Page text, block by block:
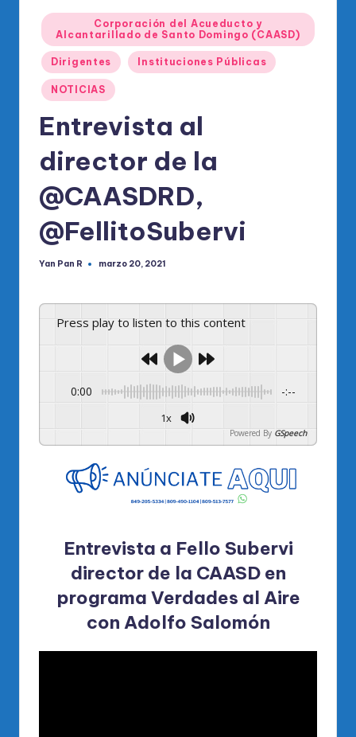
di
ci
al
el
P
Publicado
en
Corporación del Acueducto y
Alcantarillado de Santo Domingo (CAASD)
Dirigentes Instituciones Públicas
NOTICIAS
Entrevista al
director de la
@CAASDRD,
@FellitoSubervi
Publicado
Yan Pan R marzo 20, 2021
Press play to listen to this content
0:00 -:--
1x
Powered By GSpeech
Entrevista a Fello Subervi
director de la CAASD en
programa Verdades al Aire
con Adolfo Salomón